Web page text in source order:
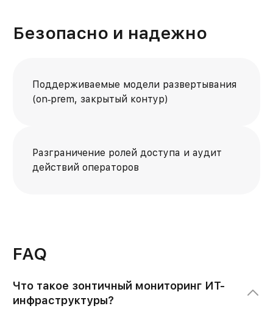
Безопасно и надежно
Поддерживаемые модели развертывания
(on‑prem, закрытый контур)
Разграничение ролей доступа и аудит
действий операторов
FAQ
Что такое зонтичный мониторинг ИТ-
инфраструктуры?